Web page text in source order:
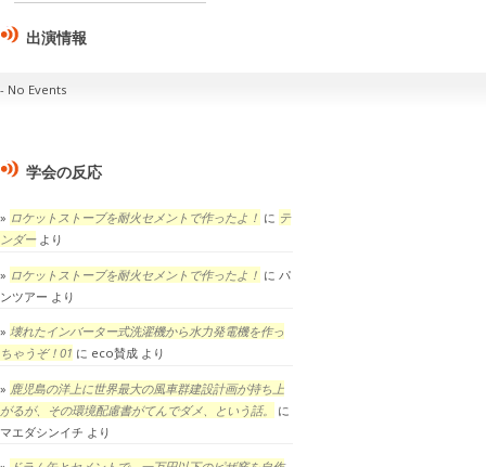
出演情報
No Events
学会の反応
ロケットストーブを耐火セメントで作ったよ！ に テ
ンダーより
ロケットストーブを耐火セメントで作ったよ！ に パ
ンツアー より
壊れたインバーター式洗濯機から水力発電機を作っ
ちゃうぞ！01 に eco賛成 より
鹿児島の洋上に世界最大の風車群建設計画が持ち上
がるが、その環境配慮書がてんでダメ、という話。
に
マエダシンイチ より